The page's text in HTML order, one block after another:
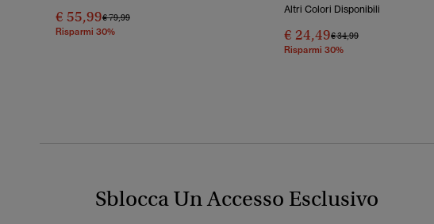
€ 55,99Prezzo Ridotto Da
€ 79,99A
Risparmi 30%
Altri Colori Disponibili
€ 24,49Prezzo Ridotto Da
€ 34,99A
Risparmi 30%
Sblocca Un Accesso Esclusivo